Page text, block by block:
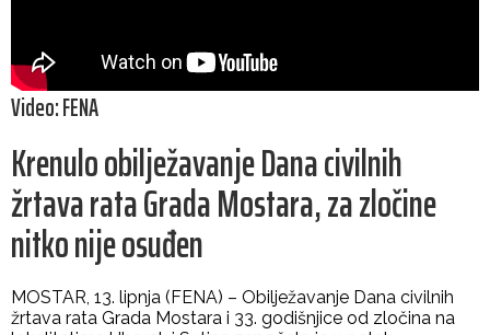
Video: FENA
Krenulo obilježavanje Dana civilnih
žrtava rata Grada Mostara, za zločine
nitko nije osuđen
MOSTAR, 13. lipnja (FENA) – Obilježavanje Dana civilnih
žrtava rata Grada Mostara i 33. godišnjice od zločina na